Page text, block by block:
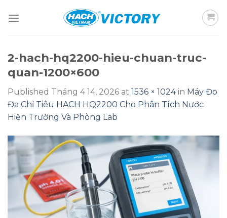
2-hach-hq2200-hieu-chuan-truc-
quan-1200×600
Published Tháng 4 14, 2026 at 1536 × 1024in Máy Đo
Đa Chỉ Tiêu HACH HQ2200 Cho Phân Tích Nước
Hiện Trường Và Phòng Lab